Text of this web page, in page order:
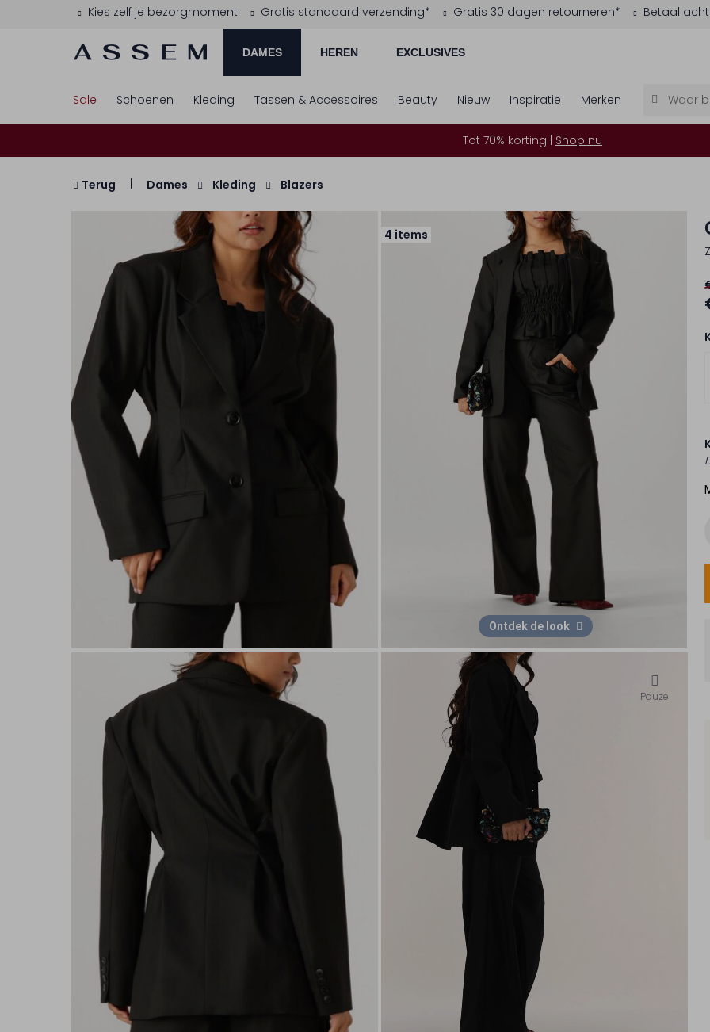
Kies zelf je bezorgmoment Gratis standaard verzending* Gratis 30 dagen retourneren* Betaal
DAMES HEREN EXCLUSIVES
Sale Schoenen Kleding Tassen & Accessoires Beauty Nieuw Inspiratie Merken
Tot 70% korting | Shop nu
Terug Dames Kleding Blazers
4 items
Ontdek de look
Pauze